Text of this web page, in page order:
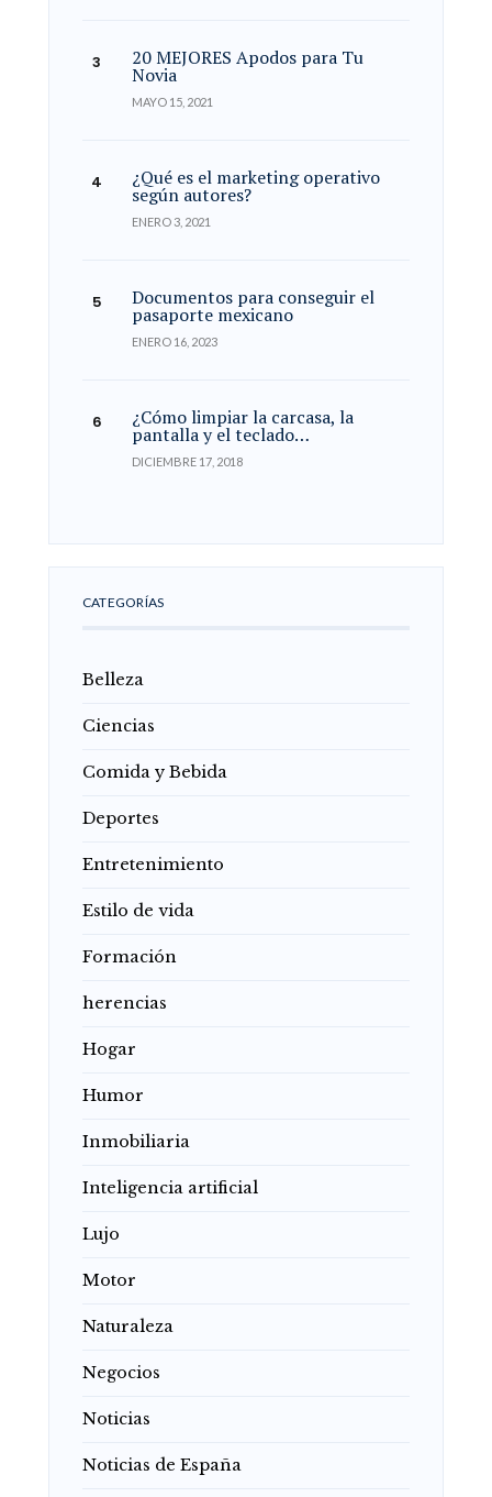
20 MEJORES Apodos para Tu
Novia
MAYO 15, 2021
¿Qué es el marketing operativo
según autores?
ENERO 3, 2021
Documentos para conseguir el
pasaporte mexicano
ENERO 16, 2023
¿Cómo limpiar la carcasa, la
pantalla y el teclado…
DICIEMBRE 17, 2018
CATEGORÍAS
Belleza
Ciencias
Comida y Bebida
Deportes
Entretenimiento
Estilo de vida
Formación
herencias
Hogar
Humor
Inmobiliaria
Inteligencia artificial
Lujo
Motor
Naturaleza
Negocios
Noticias
Noticias de España